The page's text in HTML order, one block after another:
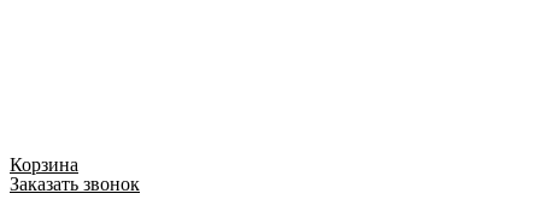
Корзина
Заказать звонок